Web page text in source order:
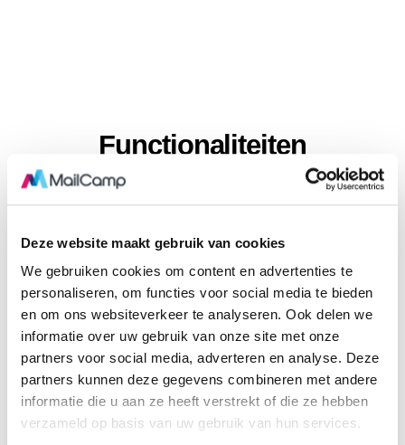
Deze website maakt gebruik van cookies
We gebruiken cookies om content en advertenties te
personaliseren, om functies voor social media te bieden
en om ons websiteverkeer te analyseren. Ook delen we
informatie over uw gebruik van onze site met onze
partners voor social media, adverteren en analyse. Deze
partners kunnen deze gegevens combineren met andere
informatie die u aan ze heeft verstrekt of die ze hebben
verzameld op basis van uw gebruik van hun services.
Functionaliteiten